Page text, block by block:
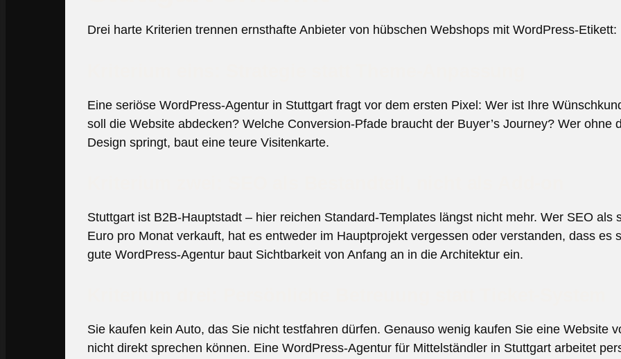
Drei harte Kriterien trennen ernsthafte Anbieter von hübschen Webshops mit WordPress-Etikett:
Eine seriöse WordPress-Agentur in Stuttgart fragt vor dem ersten Pixel: Wer ist Ihre
soll die Website abdecken? Welche Conversion-Pfade braucht der Buyer’s Journey? Wer ohne
Design springt, baut eine teure Visitenkarte.
Stuttgart ist B2B-Hauptstadt – hier reichen Standard-Templates längst nicht mehr. Wer SEO als
Euro pro Monat verkauft, hat es entweder im Hauptprojekt vergessen oder verstanden, dass es
gute WordPress-Agentur baut Sichtbarkeit von Anfang an in die Architektur ein.
Sie kaufen kein Auto, das Sie nicht testfahren dürfen. Genauso wenig kaufen Sie eine Website
nicht direkt sprechen können. Eine WordPress-Agentur für Mittelständler in Stuttgart arbeitet